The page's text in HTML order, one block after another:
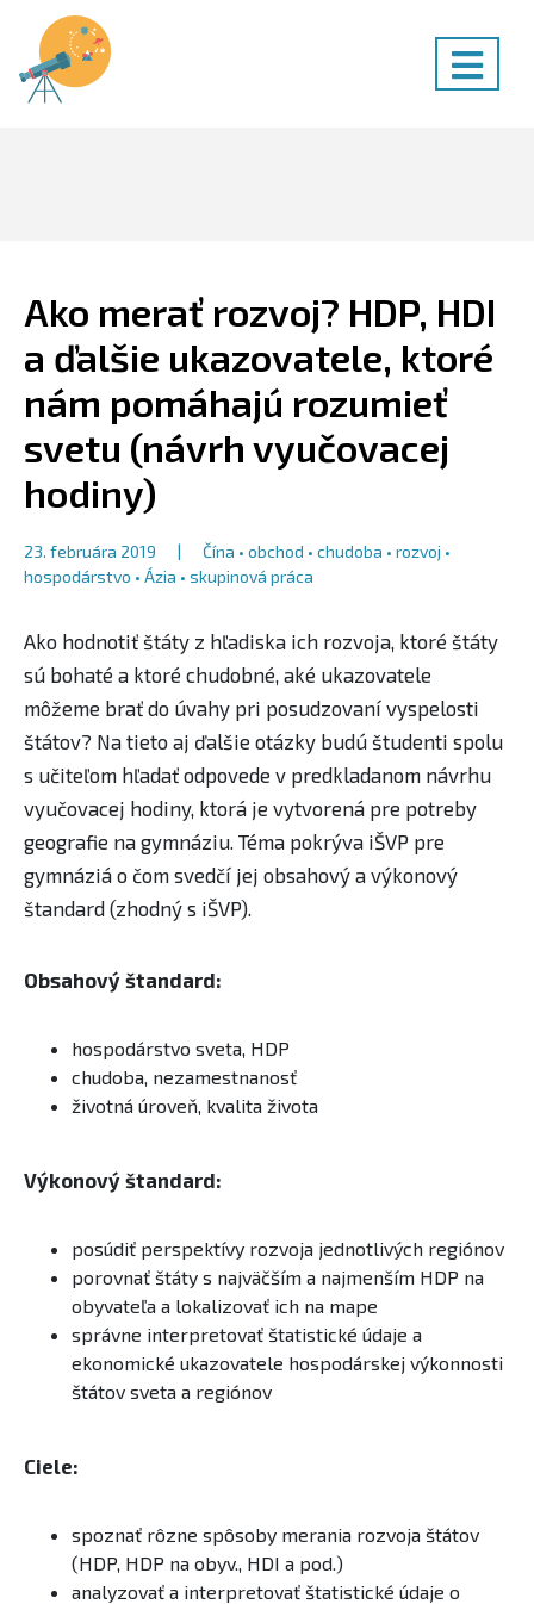
Lepšia geografia
merat-rozvoj-hdp-hdi-a-dalsie-ukazovatele-ktore-nam-
pomahaju-rozumiet-svetu-navrh-vyucovacej-hodiny/
Zatvoriť
Hľadať:
Menu
Ako merať rozvoj? HDP, HDI
a ďalšie ukazovatele, ktoré
nám pomáhajú rozumieť
svetu (návrh vyučovacej
hodiny)
23. februára 2019 | Čína • obchod • chudoba • rozvoj •
hospodárstvo • Ázia • skupinová práca
Ako hodnotiť štáty z hľadiska ich rozvoja, ktoré štáty
sú bohaté a ktoré chudobné, aké ukazovatele
môžeme brať do úvahy pri posudzovaní vyspelosti
štátov? Na tieto aj ďalšie otázky budú študenti spolu
s učiteľom hľadať odpovede v predkladanom návrhu
vyučovacej hodiny, ktorá je vytvorená pre potreby
geografie na gymnáziu. Téma pokrýva iŠVP pre
gymnáziá o čom svedčí jej obsahový ​a výkonový
štandard (zhodný s iŠVP).
​Obsahový štandard:
hospodárstvo sveta, HDP
chudoba, nezamestnanosť
životná úroveň, kvalita života
Výkonový štandard:
posúdiť perspektívy rozvoja jednotlivých regiónov
porovnať štáty s najväčším a najmenším HDP na
obyvateľa a lokalizovať ich na mape
správne interpretovať štatistické údaje a
ekonomické ukazovatele hospodárskej výkonnosti
štátov sveta a regiónov
Ciele:
spoznať rôzne spôsoby merania rozvoja štátov
(HDP, HDP na obyv., HDI a pod.)
analyzovať a interpretovať štatistické údaje o